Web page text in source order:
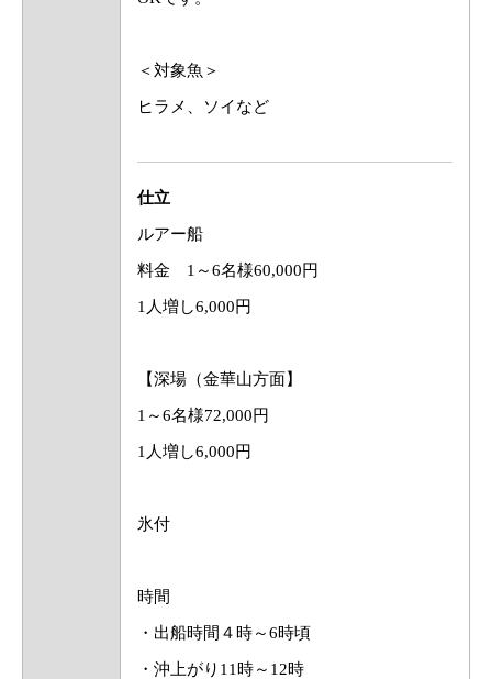
＜対象魚＞
ヒラメ、ソイなど
仕立
ルアー船
料金 1～6名様60,000円
1人増し6,000円
【深場（金華山方面】
1～6名様72,000円
1人増し6,000円
氷付
時間
・出船時間４時～6時頃
・沖上がり11時～12時